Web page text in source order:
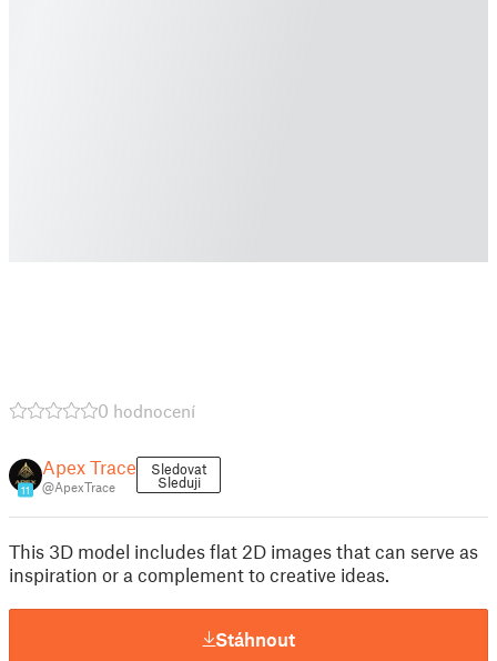
0 hodnocení
11
Apex Trace
@ApexTrace
Sledovat
Sleduji
This 3D model includes flat 2D images that can serve as
inspiration or a complement to creative ideas.
Stáhnout